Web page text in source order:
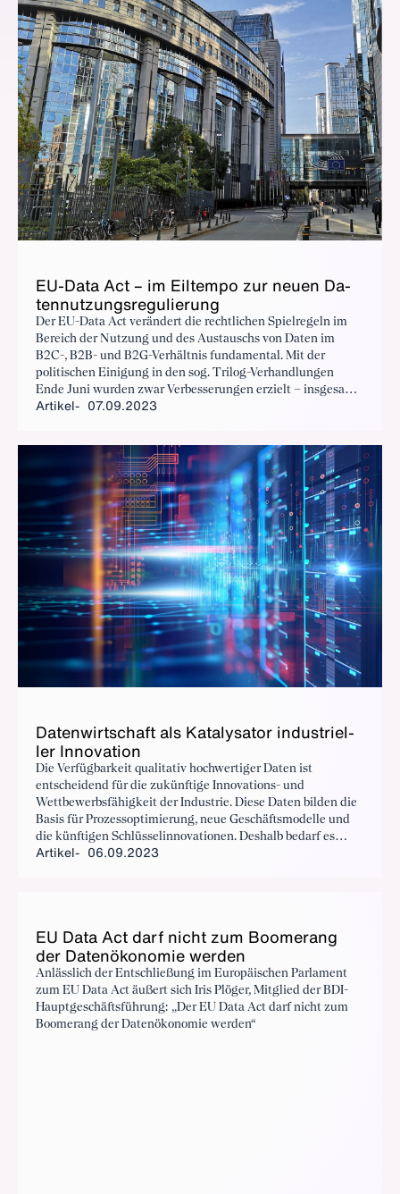
EU-Da­ta Act – im Eil­tem­po zur neu­en Da­
ten­nut­zungs­re­gu­lie­rung
Der EU-Data Act verändert die rechtlichen Spielregeln im
Bereich der Nutzung und des Austauschs von Daten im
B2C-, B2B- und B2G-Verhältnis fundamental. Mit der
politischen Einigung in den sog. Trilog-Verhandlungen
Ende Juni wurden zwar Verbesserungen erzielt – insgesamt
bleibt der EU-Data Act mit viel Ungewissheit behaftet.
Artikel 07.09.2023
Da­ten­wirt­schaft als Ka­ta­ly­sa­tor in­dus­tri­el­
ler In­no­va­ti­on
Die Verfügbarkeit qualitativ hochwertiger Daten ist
entscheidend für die zukünftige Innovations- und
Wettbewerbsfähigkeit der Industrie. Diese Daten bilden die
Basis für Prozessoptimierung, neue Geschäftsmodelle und
die künftigen Schlüsselinnovationen. Deshalb bedarf es
einer smarten Datenpolitik, die die technischen, rechtlichen
Artikel 06.09.2023
EU Da­ta Act darf nicht zum Boo­me­rang
der Da­ten­öko­no­mie wer­den
Anlässlich der Entschließung im Europäischen Parlament
zum EU Data Act äußert sich Iris Plöger, Mitglied der BDI-
Hauptgeschäftsführung: „Der EU Data Act darf nicht zum
Boomerang der Datenökonomie werden“